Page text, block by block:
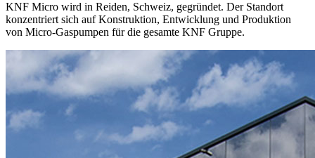
KNF Micro wird in Reiden, Schweiz, gegründet. Der Standort
konzentriert sich auf Konstruktion, Entwicklung und Produktion
von Micro-Gaspumpen für die gesamte KNF Gruppe.